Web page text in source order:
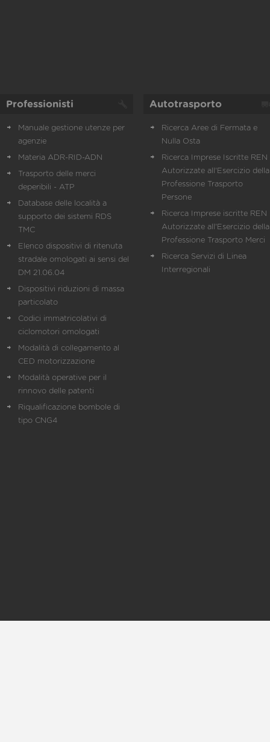
Professionisti
Manuale gestione utenze per
agenzie
Materia ADR-RID-ADN
Trasporto delle merci
deperibili - ATP
Database delle località a
supporto dei sistemi RDS
TMC
Elenco dispositivi di ritenuta
stradale omologati ai sensi del
DM 21.06.04
Dispositivi riduzioni di massa
particolato
Codici immatricolativi di
ciclomotori omologati
Modalità di collegamento al
CED motorizzazione
Modalità operative per il
rinnovo delle patenti
Riqualificazione bombole di
tipo CNG4
Autotrasporto
Ricerca Aree di Fermata e
Nulla Osta
Ricerca Imprese Iscritte REN
Autorizzate all'Esercizio della
Professione Trasporto
Persone
Ricerca Imprese iscritte REN
Autorizzate all'Esercizio della
Professione Trasporto Merci
Ricerca Servizi di Linea
Interregionali